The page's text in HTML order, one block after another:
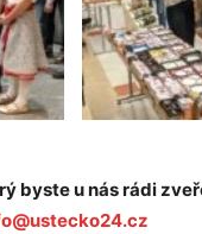
byste u nás rádi